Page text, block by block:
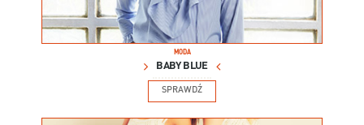
MODA
BABY BLUE
SPRAWDŹ